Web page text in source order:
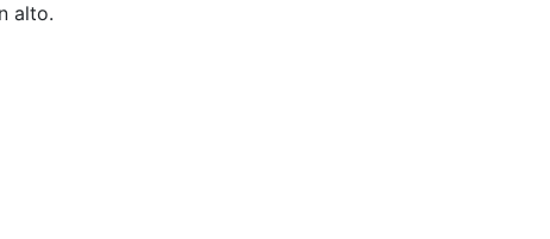
alto.